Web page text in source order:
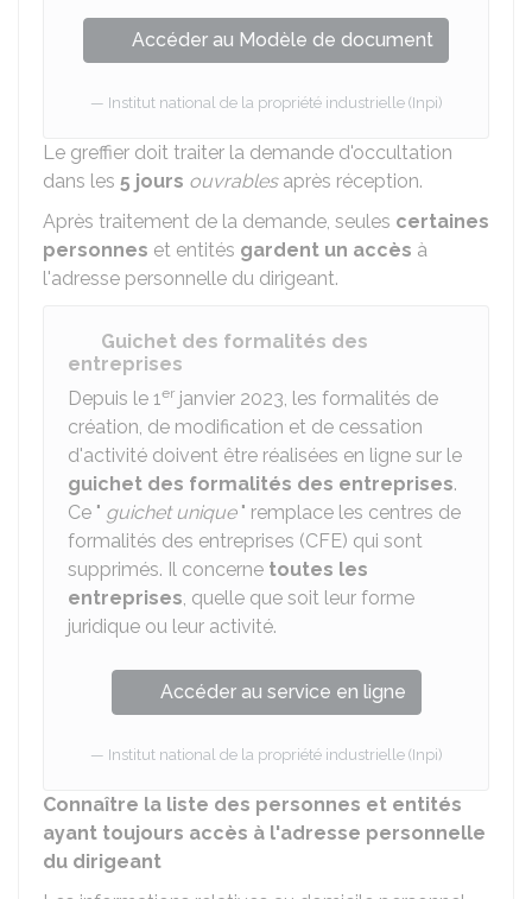
Accéder au Modèle de document
Institut national de la propriété industrielle (Inpi)
Le greffier doit traiter la demande d'occultation
dans les 5 jours ouvrablesaprès réception.
Après traitement de la demande, seules certaines
personnes et entités gardent un accès à
l'adresse personnelle du dirigeant.
Guichet des formalités des
entreprises
Depuis le 1er janvier 2023, les formalités de
création, de modification et de cessation
d'activité doivent être réalisées en ligne sur le
guichet des formalités des entreprises.
Ce " guichet unique" remplace les centres de
formalités des entreprises (CFE) qui sont
supprimés. Il concerne toutes les
entreprises, quelle que soit leur forme
juridique ou leur activité.
Accéder au service en ligne
Institut national de la propriété industrielle (Inpi)
Connaître la liste des personnes et entités
ayant toujours accès à l'adresse personnelle
du dirigeant